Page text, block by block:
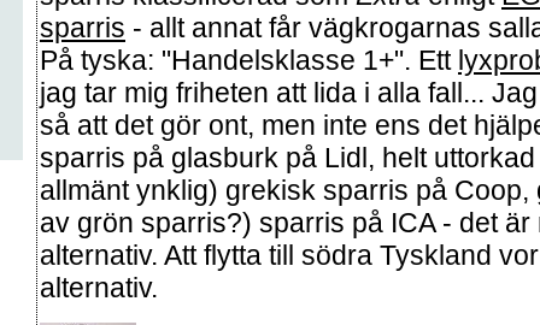
sparris - allt annat får vägkrogarnas
På tyska: "Handelsklasse 1+". Ett
jag tar mig friheten att lida i alla fall...
så att det gör ont, men inte ens det
sparris på glasburk på Lidl, helt
allmänt ynklig) grekisk sparris på Coop,
av grön sparris?) sparris på ICA - det
alternativ. Att flytta till södra Tyskland
alternativ.